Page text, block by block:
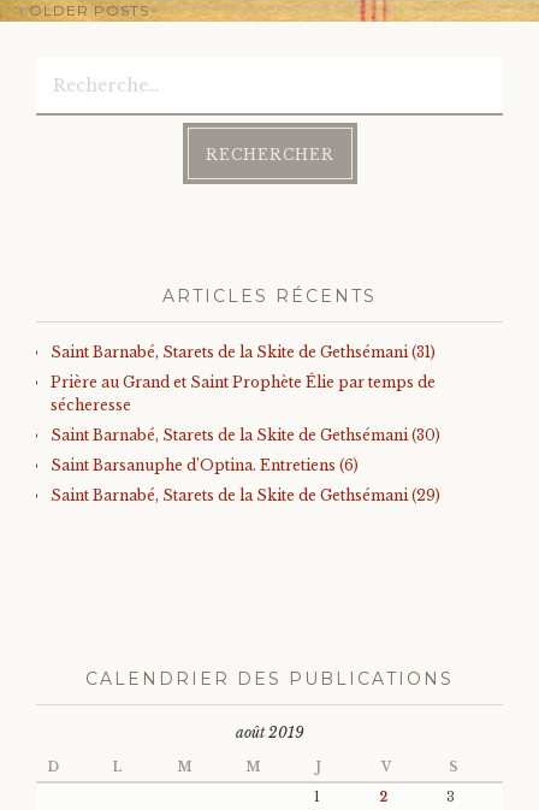
Post
navigation
OLDER POSTS
ARTICLES RÉCENTS
Saint Barnabé, Starets de la Skite de Gethsémani (31)
Prière au Grand et Saint Prophète Élie par temps de
sécheresse
Saint Barnabé, Starets de la Skite de Gethsémani (30)
Saint Barsanuphe d’Optina. Entretiens (6)
Saint Barnabé, Starets de la Skite de Gethsémani (29)
CALENDRIER DES PUBLICATIONS
août 2019
D L M M V S
1 2
3